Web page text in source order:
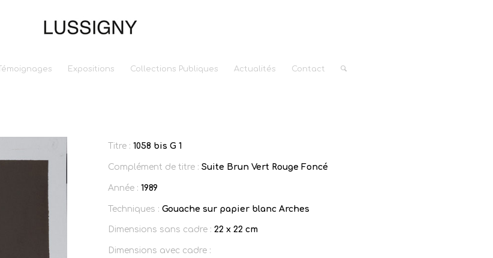
Témoignages Expositions Collections Publiques Actualités Contact
Titre : 1058 bis G 1
Complément de titre : Suite Brun Vert Rouge Foncé
Année : 1989
Techniques : Gouache sur papier blanc Arches
Dimensions sans cadre : 22 x 22 cm
Dimensions avec cadre :